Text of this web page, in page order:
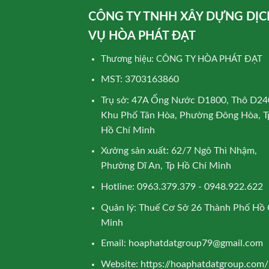
CÔNG TY TNHH XÂY DỰNG
VỤ HÒA PHÁT ĐẠT
Thương hiệu: CÔNG TY HÒA PHÁT ĐẠT
MST: 3703163860
Trụ sở: 47A Ống Nước D1800, Thô
Khu Phố Tân Hòa, Phường Đông Hòa,
Hồ Chí Minh
Xưởng sản xuất: 62/7 Ngô Thì Nhậm,
Phường Dĩ An, Tp Hồ Chí Minh
Hotline: 0963.379.379 - 0948.922.622
Quản lý: Thuế Cơ Sở 26 Thành Phố Hồ
Minh
Email: hoaphatdatgroup79@gmail.com
Website: https://hoaphatdatgroup.com/